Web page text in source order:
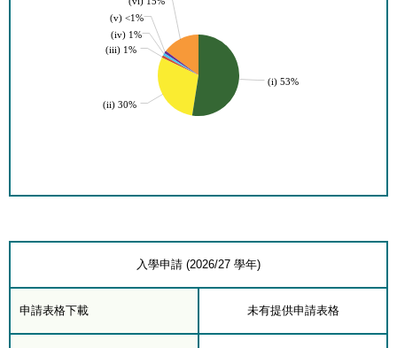
(v) <1%
(iv) 1%
(iii) 1%
(ii) 30%
(i) 53%
入學申請 (2026/27 學年)
申請表格下載 未有提供申請表格